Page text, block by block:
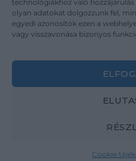
technológiákhoz való
olyan adatokat dolgozzunk fel,
egyedi azonosítók ezen a
vagy visszavonása bizonyos
Cookie
Kapcsolat
Copyright 2026